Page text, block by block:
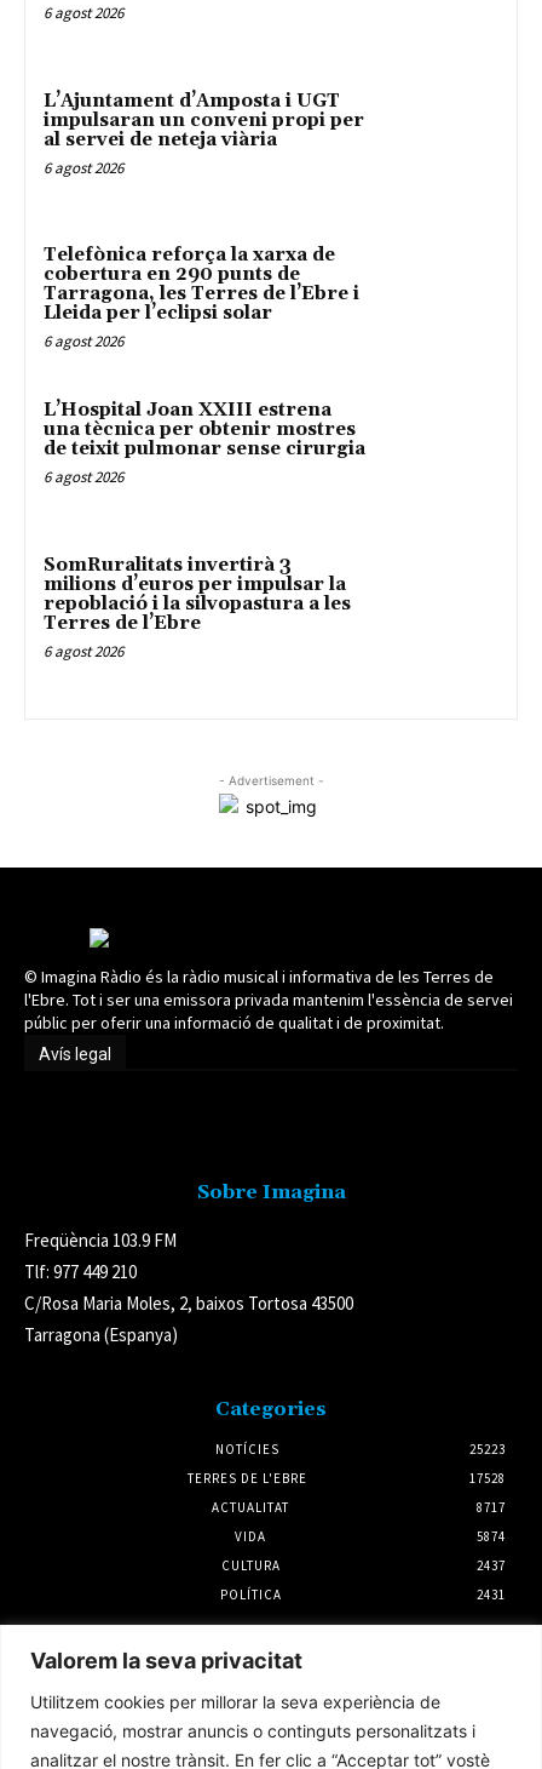
Valorem la seva privacitat
Utilitzem cookies per millorar la seva experiència de
navegació, mostrar anuncis o continguts personalitzats i
analitzar el nostre trànsit. En fer clic a “Acceptar tot” vostè
6 agost 2026
L’Ajuntament d’Amposta i UGT
impulsaran un conveni propi per
al servei de neteja viària
6 agost 2026
Telefònica reforça la xarxa de
cobertura en 290 punts de
Tarragona, les Terres de l’Ebre i
Lleida per l’eclipsi solar
6 agost 2026
L’Hospital Joan XXIII estrena
una tècnica per obtenir mostres
de teixit pulmonar sense cirurgia
6 agost 2026
SomRuralitats invertirà 3
milions d’euros per impulsar la
repoblació i la silvopastura a les
Terres de l’Ebre
6 agost 2026
- Advertisement -
© Imagina Ràdio és la ràdio musical i informativa de les Terres de
l'Ebre. Tot i ser una emissora privada mantenim l'essència de servei
públic per oferir una informació de qualitat i de proximitat.
Avís legal
Sobre Imagina
Freqüència 103.9 FM
Tlf: 977 449 210
C/Rosa Maria Moles, 2, baixos Tortosa 43500
Tarragona (Espanya)
Categories
NOTÍCIES
25223
TERRES DE L'EBRE
17528
ACTUALITAT
8717
VIDA
5874
CULTURA
2437
POLÍTICA
2431
L’Ajuntament d’Amposta i UGT impulsaran
un conveni propi per al servei de neteja
viària
6 agost 2026